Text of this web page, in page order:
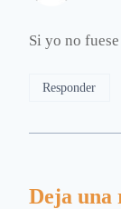
Si yo no
Responder
Deja una